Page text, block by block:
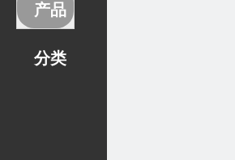
产品
分类